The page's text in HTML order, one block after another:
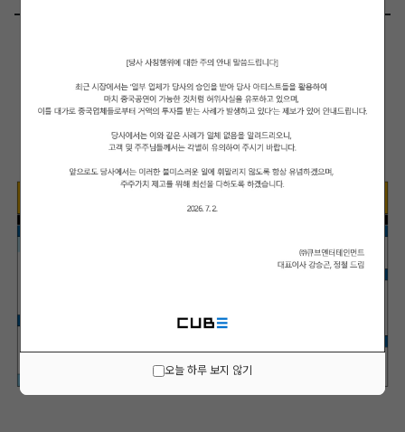
오늘 하루 보지 않기
━━━━━━━━━━━━━━━━━━━━━━━━━━
서울 성동구 아차산로 83 1층
매일 AM 10:00 ~ PM 7:00